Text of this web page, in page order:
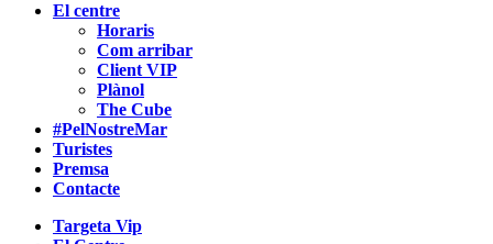
El centre
Horaris
Com arribar
Client VIP
Plànol
The Cube
#PelNostreMar
Turistes
Premsa
Contacte
Targeta Vip